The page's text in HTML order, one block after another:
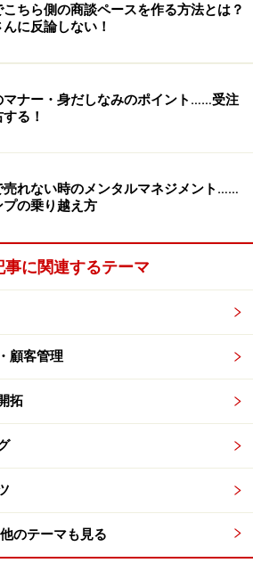
・・・。
める思考法
のです。最新の内容をご確認くださ
1/2 次のページへ
ちら側の商談ペースを作る方法とは？
に反論しない！
マナー・身だしなみのポイント……受注
る！
売れない時のメンタルマネジメント……
プの乗り越え方
事に関連するテーマ
顧客管理
拓
他のテーマも見る